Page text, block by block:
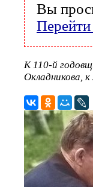
Вы
К 110-й
Окладникова,